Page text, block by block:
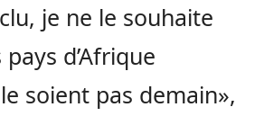
je ne le souhaite
d’Afrique
soient pas demain»,